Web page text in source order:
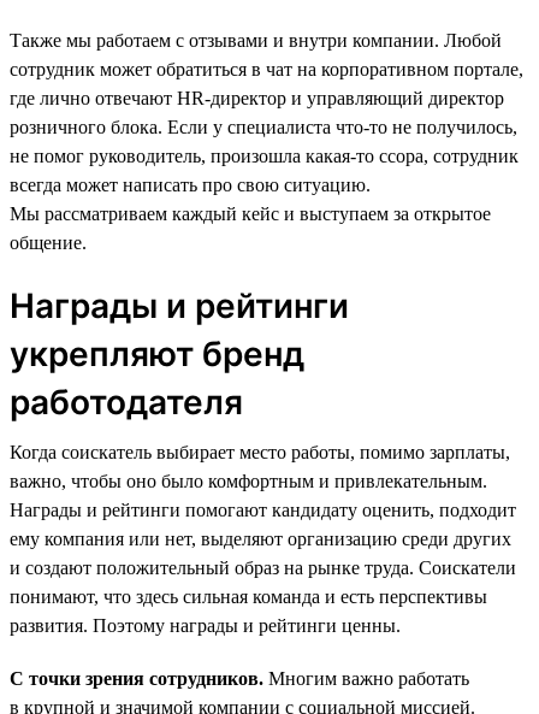
Также мы работаем с отзывами и внутри компании. Любой
сотрудник может обратиться в чат на корпоративном портале,
где лично отвечают HR-директор и управляющий директор
розничного блока. Если у специалиста что-то не получилось,
не помог руководитель, произошла какая-то ссора, сотрудник
всегда может написать про свою ситуацию.
Мы рассматриваем каждый кейс и выступаем за открытое
общение.
Награды и рейтинги
укрепляют бренд
работодателя
Когда соискатель выбирает место работы, помимо зарплаты,
важно, чтобы оно было комфортным и привлекательным.
Награды и рейтинги помогают кандидату оценить, подходит
ему компания или нет, выделяют организацию среди других
и создают положительный образ на рынке труда. Соискатели
понимают, что здесь сильная команда и есть перспективы
развития. Поэтому награды и рейтинги ценны.
С точки зрения сотрудников. Многим важно работать
в крупной и значимой компании с социальной миссией.